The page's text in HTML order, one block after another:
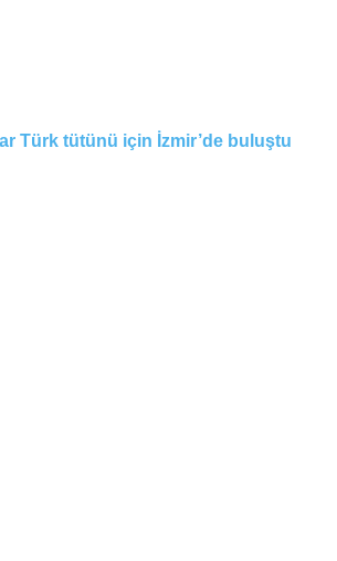
Türk tütünü için İzmir’de buluştu